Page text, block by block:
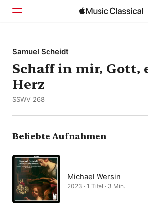
Startseite
Entdecken
Suchen
Samuel Scheidt
Schaff in mir, Gott,
Herz
SSWV 268
Beliebte Aufnahmen
Michael Wersin
2023 · 1 Titel · 3 Min.